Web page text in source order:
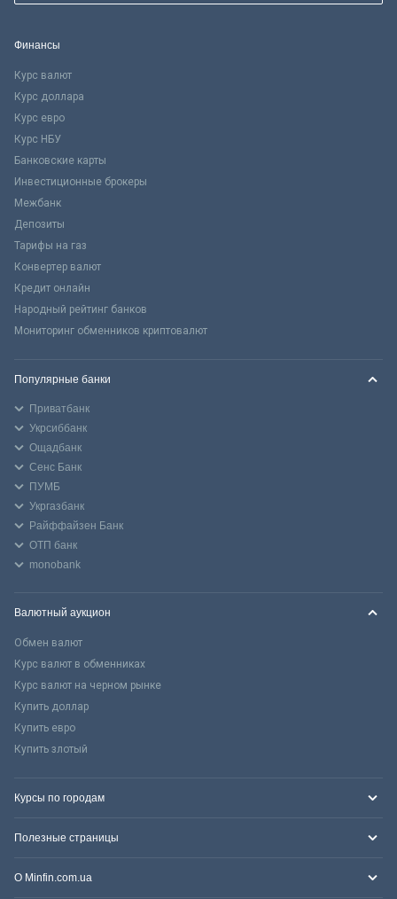
Финансы
Курс валют
Курс доллара
Курс евро
Курс НБУ
Банковские карты
Инвестиционные брокеры
Межбанк
Депозиты
Тарифы на газ
Конвертер валют
Кредит онлайн
Народный рейтинг банков
Мониторинг обменников криптовалют
Популярные банки
Приватбанк
Укрсиббанк
Ощадбанк
Сенс Банк
ПУМБ
Укргазбанк
Райффайзен Банк
ОТП банк
monobank
Валютный аукцион
Обмен валют
Курс валют в обменниках
Курс валют на черном рынке
Купить доллар
Купить евро
Купить злотый
Курсы по городам
Полезные страницы
О Minfin.com.ua